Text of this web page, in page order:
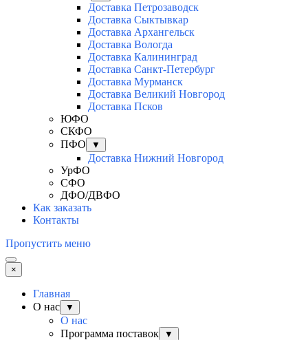
Доставка Петрозаводск
Доставка Сыктывкар
Доставка Архангельск
Доставка Вологда
Доставка Калининград
Доставка Санкт-Петербург
Доставка Мурманск
Доставка Великий Новгород
Доставка Псков
ЮФО
СКФО
ПФО
▼
Доставка Нижний Новгород
УрФО
СФО
ДФО/ДВФО
Как заказать
Контакты
Пропустить меню
×
Главная
О нас
▼
О нас
Программа поставок
▼